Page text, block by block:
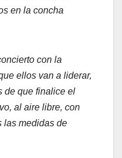
en la concha
con la
ellos van a liderar,
de que finalice el
al aire libre, con
las medidas de